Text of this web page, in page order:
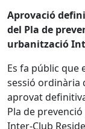
Aprovació
del Pla de
urbanització
Es fa públic que
sessió ordinària
aprovat
Pla de
Inter-Club